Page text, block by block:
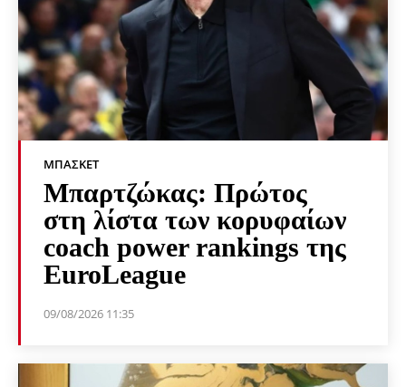
ΜΠΆΣΚΕΤ
Μπαρτζώκας: Πρώτος
στη λίστα των κορυφαίων
coach power rankings της
EuroLeague
09/08/2026 11:35